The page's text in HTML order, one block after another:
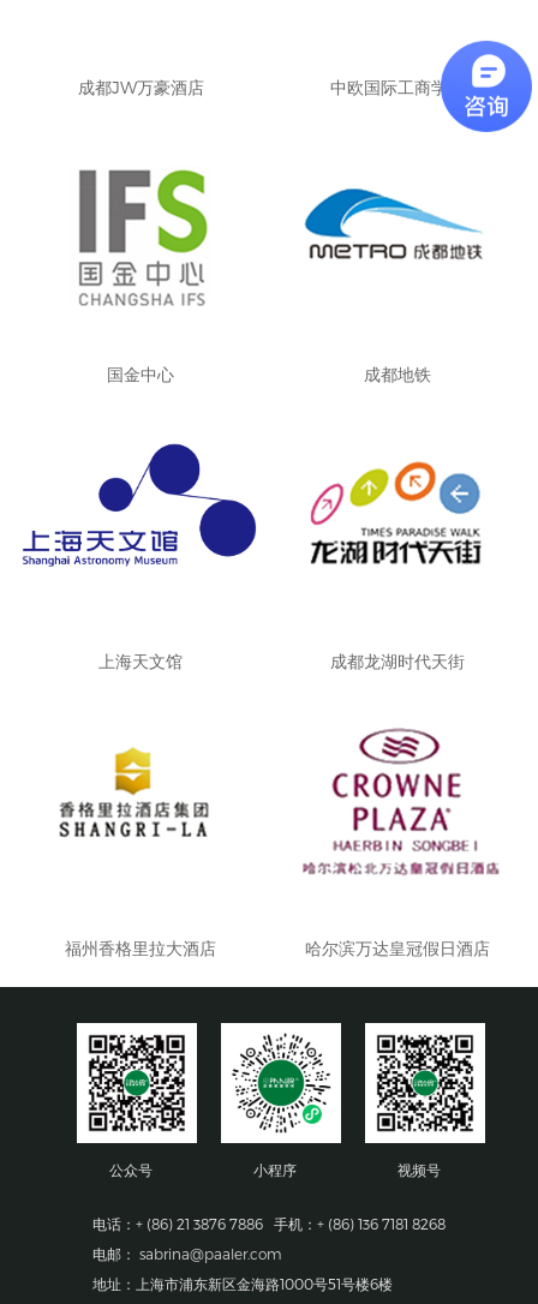
成都JW万豪酒店 中欧国际工商学院
国金中心 成都地铁
上海天文馆 成都龙湖时代天街
福州香格里拉大酒店 哈尔滨万达皇冠假日酒店
电话：+ (86) 21 3876 7886 手机：+ (86) 136 7181 8268
电邮： sabrina@paaler.com
地址：上海市浦东新区金海路1000号51号楼6楼
公众号 小程序 视频号